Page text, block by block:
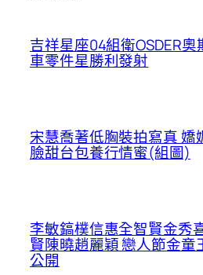
吉祥星座04組衛OSDER奧
車零件星勝利發射
宋慧喬著低胸裝拍寫真 嬌
臉甜台包養行情蜜(組圖)
李敏鎬樸信惠全智賢金秀
賢陳曉趙麗穎 戀人節金童
公開